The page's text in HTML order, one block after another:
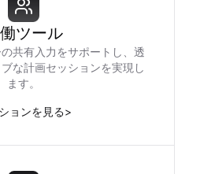
ツール
共有入力をサポートし、透
な計画セッションを実現し
ます。
ョンを見る>